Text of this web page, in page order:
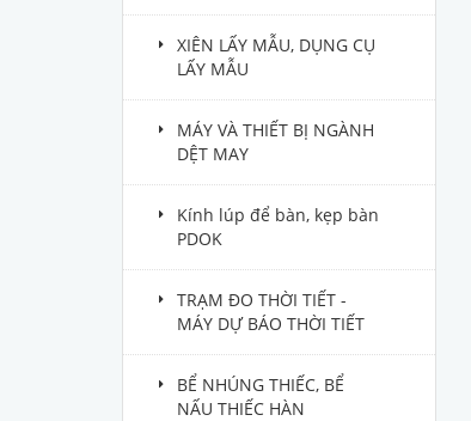
XIÊN LẤY MẪU, DỤNG CỤ
LẤY MẪU
MÁY VÀ THIẾT BỊ NGÀNH
DỆT MAY
Kính lúp để bàn, kẹp bàn
PDOK
TRẠM ĐO THỜI TIẾT -
MÁY DỰ BÁO THỜI TIẾT
BỂ NHÚNG THIẾC, BỂ
NẤU THIẾC HÀN